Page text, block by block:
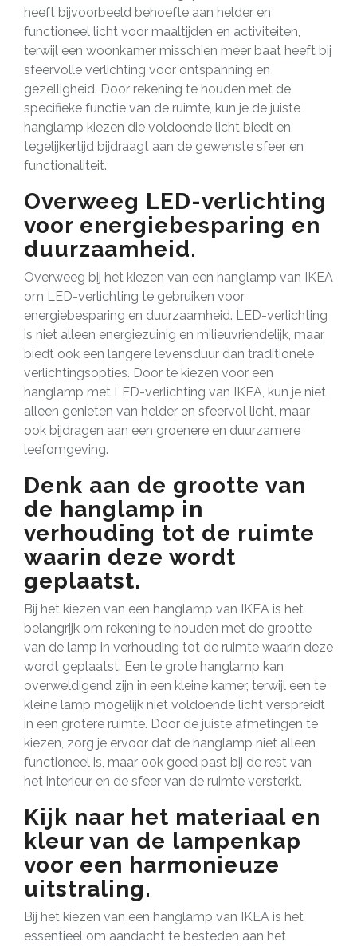
heeft bijvoorbeeld behoefte aan helder en
functioneel licht voor maaltijden en activiteiten,
terwijl een woonkamer misschien meer baat heeft bij
sfeervolle verlichting voor ontspanning en
gezelligheid. Door rekening te houden met de
specifieke functie van de ruimte, kun je de juiste
hanglamp kiezen die voldoende licht biedt en
tegelijkertijd bijdraagt aan de gewenste sfeer en
functionaliteit.
Overweeg LED-verlichting
voor energiebesparing en
duurzaamheid.
Overweeg bij het kiezen van een hanglamp van IKEA
om LED-verlichting te gebruiken voor
energiebesparing en duurzaamheid. LED-verlichting
is niet alleen energiezuinig en milieuvriendelijk, maar
biedt ook een langere levensduur dan traditionele
verlichtingsopties. Door te kiezen voor een
hanglamp met LED-verlichting van IKEA, kun je niet
alleen genieten van helder en sfeervol licht, maar
ook bijdragen aan een groenere en duurzamere
leefomgeving.
Denk aan de grootte van
de hanglamp in
verhouding tot de ruimte
waarin deze wordt
geplaatst.
Bij het kiezen van een hanglamp van IKEA is het
belangrijk om rekening te houden met de grootte
van de lamp in verhouding tot de ruimte waarin deze
wordt geplaatst. Een te grote hanglamp kan
overweldigend zijn in een kleine kamer, terwijl een te
kleine lamp mogelijk niet voldoende licht verspreidt
in een grotere ruimte. Door de juiste afmetingen te
kiezen, zorg je ervoor dat de hanglamp niet alleen
functioneel is, maar ook goed past bij de rest van
het interieur en de sfeer van de ruimte versterkt.
Kijk naar het materiaal en
kleur van de lampenkap
voor een harmonieuze
uitstraling.
Bij het kiezen van een hanglamp van IKEA is het
essentieel om aandacht te besteden aan het